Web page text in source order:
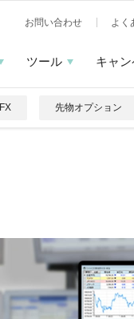
お問い合わせ よく
ツール キャ
FX 先物オプション